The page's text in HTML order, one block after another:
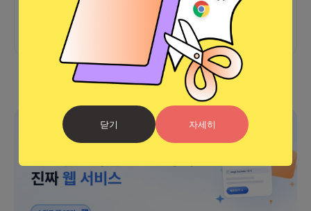
닫기 자세히
아직 후기가 도착하지 않았습니다